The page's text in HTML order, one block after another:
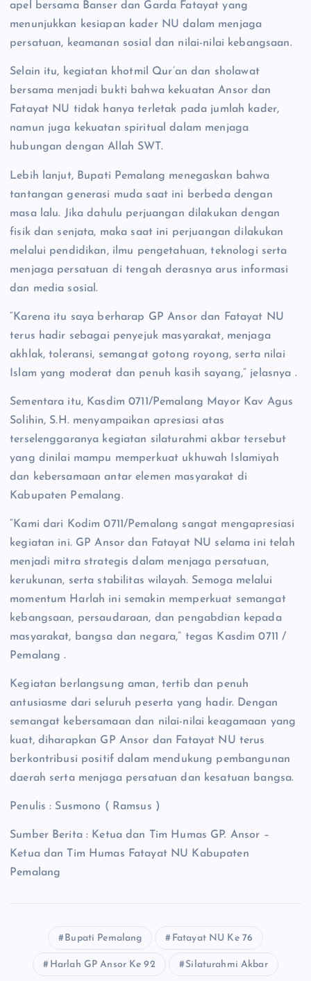
apel bersama Banser dan Garda Fatayat yang
menunjukkan kesiapan kader NU dalam menjaga
persatuan, keamanan sosial dan nilai-nilai kebangsaan.
Selain itu, kegiatan khotmil Qur’an dan sholawat
bersama menjadi bukti bahwa kekuatan Ansor dan
Fatayat NU tidak hanya terletak pada jumlah kader,
namun juga kekuatan spiritual dalam menjaga
hubungan dengan Allah SWT.
Lebih lanjut, Bupati Pemalang menegaskan bahwa
tantangan generasi muda saat ini berbeda dengan
masa lalu. Jika dahulu perjuangan dilakukan dengan
fisik dan senjata, maka saat ini perjuangan dilakukan
melalui pendidikan, ilmu pengetahuan, teknologi serta
menjaga persatuan di tengah derasnya arus informasi
dan media sosial.
“Karena itu saya berharap GP Ansor dan Fatayat NU
terus hadir sebagai penyejuk masyarakat, menjaga
akhlak, toleransi, semangat gotong royong, serta nilai
Islam yang moderat dan penuh kasih sayang,” jelasnya .
Sementara itu, Kasdim 0711/Pemalang Mayor Kav Agus
Solihin, S.H. menyampaikan apresiasi atas
terselenggaranya kegiatan silaturahmi akbar tersebut
yang dinilai mampu memperkuat ukhuwah Islamiyah
dan kebersamaan antar elemen masyarakat di
Kabupaten Pemalang.
“Kami dari Kodim 0711/Pemalang sangat mengapresiasi
kegiatan ini. GP Ansor dan Fatayat NU selama ini telah
menjadi mitra strategis dalam menjaga persatuan,
kerukunan, serta stabilitas wilayah. Semoga melalui
momentum Harlah ini semakin memperkuat semangat
kebangsaan, persaudaraan, dan pengabdian kepada
masyarakat, bangsa dan negara,” tegas Kasdim 0711 /
Pemalang .
Kegiatan berlangsung aman, tertib dan penuh
antusiasme dari seluruh peserta yang hadir. Dengan
semangat kebersamaan dan nilai-nilai keagamaan yang
kuat, diharapkan GP Ansor dan Fatayat NU terus
berkontribusi positif dalam mendukung pembangunan
daerah serta menjaga persatuan dan kesatuan bangsa.
Penulis : Susmono ( Ramsus )
Sumber Berita : Ketua dan Tim Humas GP. Ansor –
Ketua dan Tim Humas Fatayat NU Kabupaten
Pemalang
Bupati Pemalang Fatayat NU Ke 76
Harlah GP Ansor Ke 92 Silaturahmi Akbar